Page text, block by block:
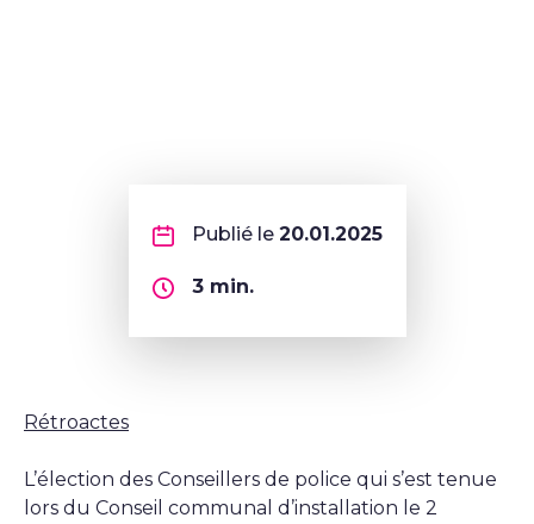
Publié le 20.01.2025
3min.
Rétroactes
L’élection des Conseillers de police qui s’est tenue
lors du Conseil communal d’installation le 2